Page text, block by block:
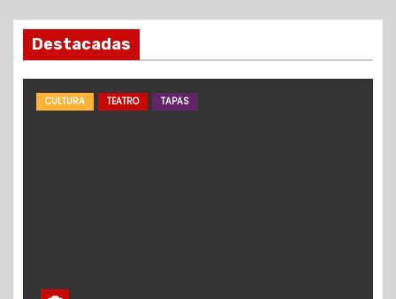
Destacadas
CULTURA TEATRO TAPAS